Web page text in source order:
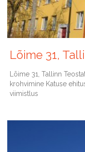
Lõime 31,
Lõime 31, Tallinn
krohvimine Katuse
viimistlus